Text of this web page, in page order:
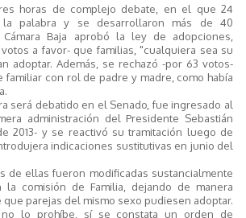
horas de complejo debate, en el que 24
la palabra y se desarrollaron más de 40
Baja aprobó la ley de adopciones,
a favor- que familias, "cualquiera sea su
adoptar. Además, se rechazó -por 63 votos-
familiar con rol de padre y madre, como había
será debatido en el Senado, fue ingresado al
administración del Presidente Sebastián
2013- y se reactivó su tramitación luego de
indicaciones sustitutivas en junio del
de ellas fueron modificadas sustancialmente
comisión de Familia, dejando de manera
parejas del mismo sexo pudiesen adoptar.
lo prohíbe, sí se constata un orden de